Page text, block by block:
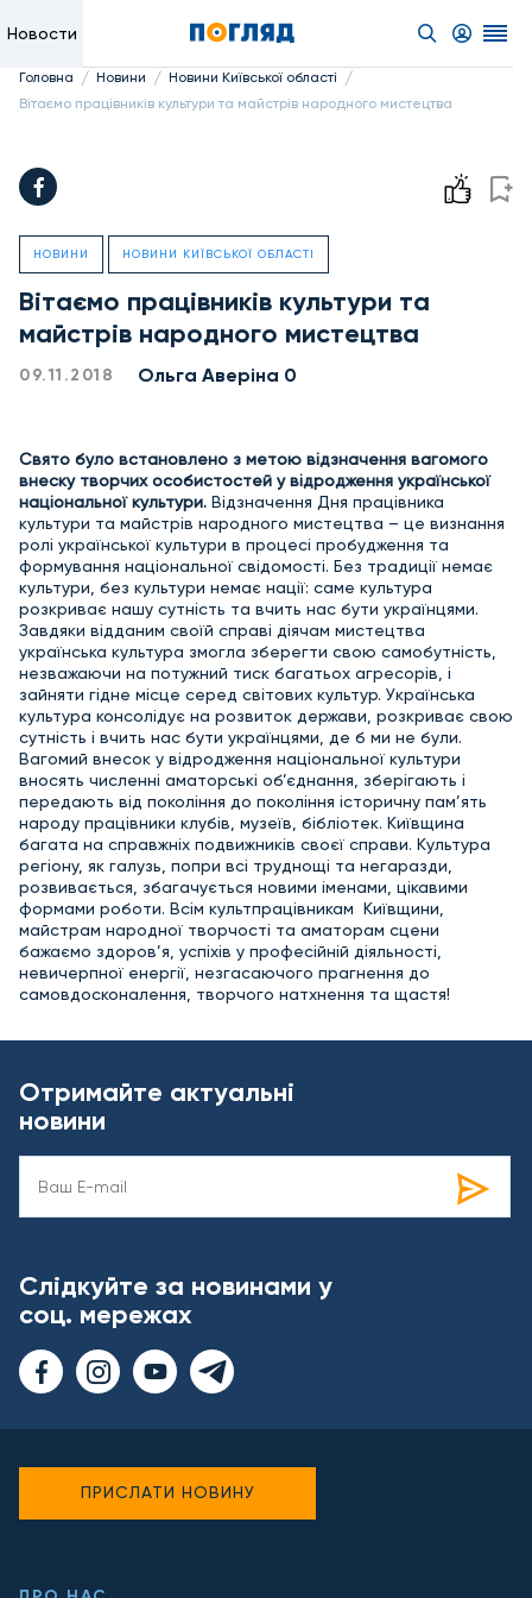
Новости
Головна / Новини / Новини Київської області /
Вітаємо працівників культури та майстрів народного мистецтва
НОВИНИ НОВИНИ КИЇВСЬКОЇ ОБЛАСТІ
Вітаємо працівників культури та
майстрів народного мистецтва
09.11.2018 Ольга Аверіна 0
Свято було встановлено з метою відзначення вагомого
внеску творчих особистостей у відродження української
національної культури. Відзначення Дня працівника
культури та майстрів народного мистецтва – це визнання
ролі української культури в процесі пробудження та
формування національної свідомості. Без традиції немає
культури, без культури немає нації: саме культура
розкриває нашу сутність та вчить нас бути українцями.
Завдяки відданим своїй справі діячам мистецтва
українська культура змогла зберегти свою самобутність,
незважаючи на потужний тиск багатьох агресорів, і
зайняти гідне місце серед світових культур. Українська
культура консолідує на розвиток держави, розкриває свою
сутність і вчить нас бути українцями, де б ми не були.
Вагомий внесок у відродження національної культури
вносять численні аматорські об’єднання, зберігають і
передають від покоління до покоління історичну пам’ять
народу працівники клубів, музеїв, бібліотек. Київщина
багата на справжніх подвижників своєї справи. Культура
регіону, як галузь, попри всі труднощі та негаразди,
розвивається, збагачується новими іменами, цікавими
формами роботи. Всім культпрацівникам Київщини,
майстрам народної творчості та аматорам сцени
бажаємо здоров’я, успіхів у професійній діяльності,
невичерпної енергії, незгасаючого прагнення до
самовдосконалення, творчого натхнення та щастя!
Отримайте актуальні
новини
Слідкуйте за новинами у
соц. мережах
ПРИСЛАТИ НОВИНУ